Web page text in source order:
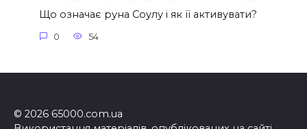
Що означає руна Соулу і як її активувати?
0 54
© 2026 65000.com.ua